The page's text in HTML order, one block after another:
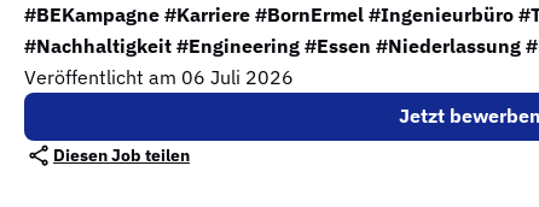
#BEKampagne #Karriere #BornErmel #Ingenieurbüro
#Nachhaltigkeit #Engineering #Essen #Niederlassung
Veröffentlicht am 06 Juli 2026
Jetzt bewerben
Diesen Job teilen